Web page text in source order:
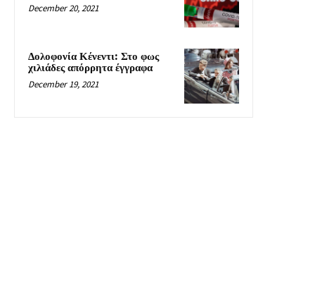
December 20, 2021
Δολοφονία Κένεντι: Στο φως
χιλιάδες απόρρητα έγγραφα
December 19, 2021